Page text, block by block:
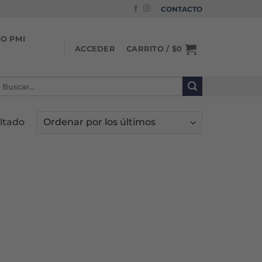
CONTACTO
PMI
ACCEDER
CARRITO / $0